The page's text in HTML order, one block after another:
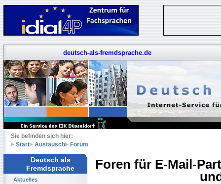
deutsch-als-fremdsprache.de
Sie befinden sich hier:
Start
Austausch Forum
Deutsch als
Fremdsprache
Aktuelles
Foren für E-Mail-